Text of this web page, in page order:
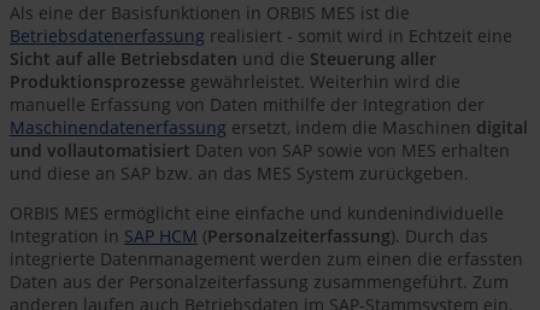
Als eine der Basisfunktionen in ORBIS MES ist die
Betriebsdatenerfassung realisiert - somit wird in Echtzeit eine
Sicht auf alle Betriebsdaten und die Steuerung aller
Produktionsprozesse gewährleistet. Weiterhin wird die
manuelle Erfassung von Daten mithilfe der Integration der
Maschinendatenerfassung ersetzt, indem die Maschinen digital
und vollautomatisiert Daten von SAP sowie von MES erhalten
und diese an SAP bzw. an das MES System zurückgeben.
ORBIS MES ermöglicht eine einfache und kundenindividuelle
Integration in SAP HCM (Personalzeiterfassung). Durch das
integrierte Datenmanagement werden zum einen die erfassten
Daten aus der Personalzeiterfassung zusammengeführt. Zum
anderen laufen auch Betriebsdaten im SAP-Stammsystem ein.